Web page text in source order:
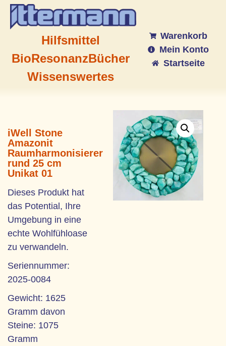
Hilfsmittel
BioResonanzBücher
Wissenswertes
Warenkorb
Mein Konto
Startseite
iWell Stone
Amazonit
Raumharmonisierer
rund 25 cm
Unikat 01
Dieses Produkt hat
das Potential, Ihre
Umgebung in eine
echte Wohlfühloase
zu verwandeln.
Seriennummer:
2025-0084
Gewicht: 1625
Gramm davon
Steine: 1075
Gramm